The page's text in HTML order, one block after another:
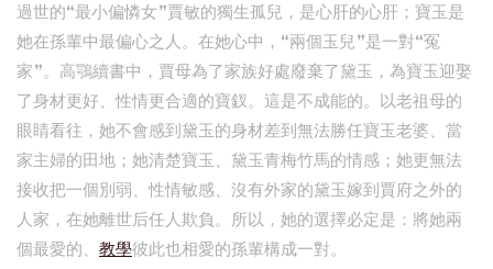
過世的“最小偏憐女”賈敏的獨生孤兒，是心肝的心肝；寶玉是
她在孫輩中最偏心之人。在她心中，“兩個玉兒”是一對“冤
家”。高鶚續書中，賈母為了家族好處廢棄了黛玉，為寶玉迎娶
了身材更好、性情更合適的寶釵。這是不成能的。以老祖母的
眼睛看往，她不會感到黛玉的身材差到無法勝任寶玉老婆、當
家主婦的田地；她清楚寶玉、黛玉青梅竹馬的情感；她更無法
接收把一個別弱、性情敏感、沒有外家的黛玉嫁到賈府之外的
人家，在她離世后任人欺負。所以，她的選擇必定是：將她兩
個最愛的、 教學彼此也相愛的孫輩構成一對。